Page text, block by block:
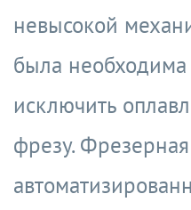
невысокой
была
исключить
фрезу.